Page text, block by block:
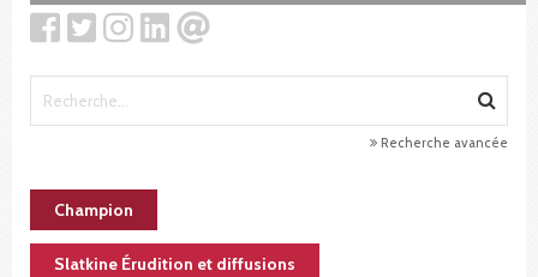
Recherche avancée
Champion
Slatkine Érudition et diffusions